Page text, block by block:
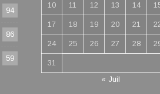
94
86
59
10 11 12 13 14
17 18 19 20 21
24 25 26 27 28
31
« Juil